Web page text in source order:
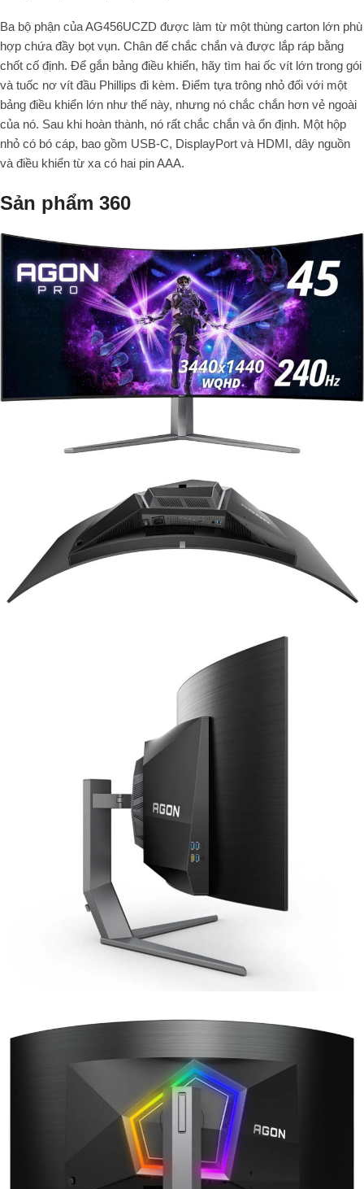
Ba bộ phận của AG456UCZD được làm từ một thùng carton lớn phù
hợp chứa đầy bọt vụn. Chân đế chắc chắn và được lắp ráp bằng
chốt cố định. Để gắn bảng điều khiển, hãy tìm hai ốc vít lớn trong gói
và tuốc nơ vít đầu Phillips đi kèm. Điểm tựa trông nhỏ đối với một
bảng điều khiển lớn như thế này, nhưng nó chắc chắn hơn vẻ ngoài
của nó. Sau khi hoàn thành, nó rất chắc chắn và ổn định. Một hộp
nhỏ có bó cáp, bao gồm USB-C, DisplayPort và HDMI, dây nguồn
và điều khiển từ xa có hai pin AAA.
Sản phẩm 360